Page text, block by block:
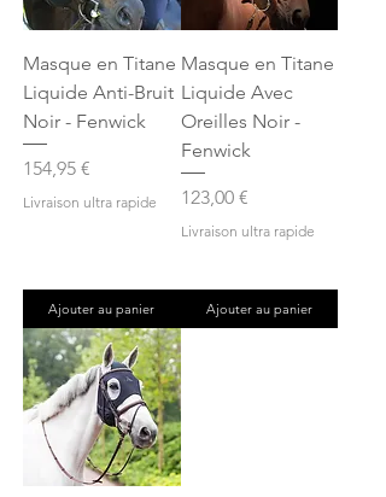
Masque en Titane
Liquide Anti-Bruit
Noir - Fenwick
Prix
154,95 €
Livraison ultra rapide
Ajouter au panier
Masque en Titane
Liquide Avec
Oreilles Noir -
Fenwick
Prix
123,00 €
Livraison ultra rapide
Ajouter au panier